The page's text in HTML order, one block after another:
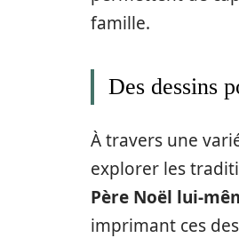
famille.
Des dessins
À travers une
explorer les
Père Noël lui-
imprimant ces